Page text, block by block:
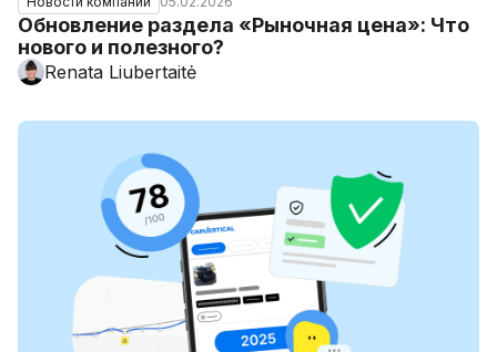
Обновление раздела «Рыночная цена»: Что
нового и полезного?
Renata Liubertaitė